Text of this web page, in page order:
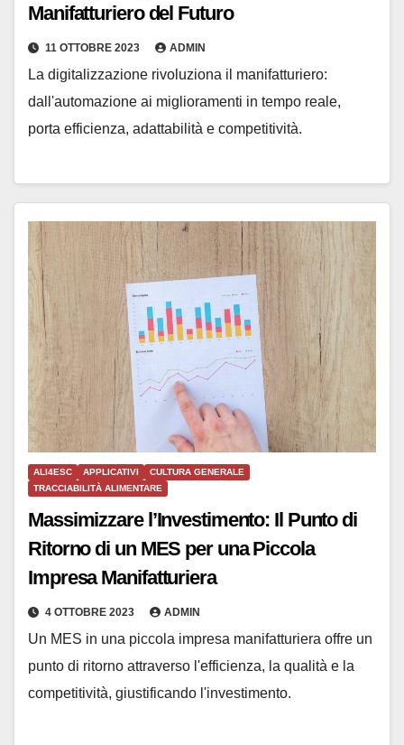
Manifatturiero del Futuro
11 OTTOBRE 2023 ADMIN
La digitalizzazione rivoluziona il manifatturiero:
dall'automazione ai miglioramenti in tempo reale,
porta efficienza, adattabilità e competitività.
ALI4ESC APPLICATIVI
CULTURA GENERALE
TRACCIABILITÀ ALIMENTARE
Massimizzare l’Investimento: Il Punto di
Ritorno di un MES per una Piccola
Impresa Manifatturiera
4 OTTOBRE 2023 ADMIN
Un MES in una piccola impresa manifatturiera offre un
punto di ritorno attraverso l'efficienza, la qualità e la
competitività, giustificando l'investimento.